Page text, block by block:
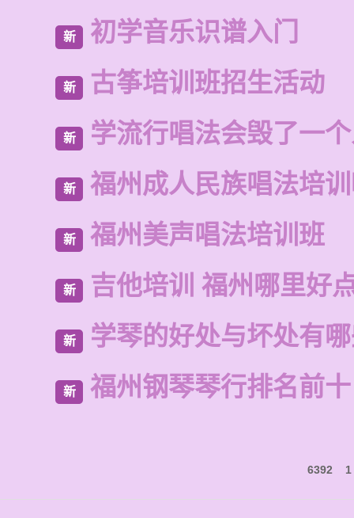
新 初学音乐识谱入门
新 古筝培训班招生活动
新 学流行唱法会毁了一
新 福州成人民族唱法培
新 福州美声唱法培训班
新 吉他培训 福州哪里好
新 学琴的好处与坏处有
新 福州钢琴琴行排名前十
6392 1